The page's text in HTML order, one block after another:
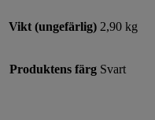
Vikt (ungefärlig) 2,90 kg
Produktens färg Svart